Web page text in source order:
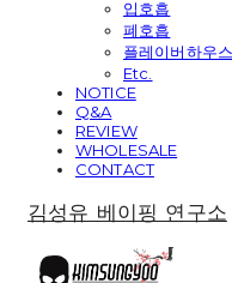
입호흡
폐호흡
플레이버하우
Etc.
NOTICE
Q&A
REVIEW
WHOLESALE
CONTACT
김성유 베이핑 연구소